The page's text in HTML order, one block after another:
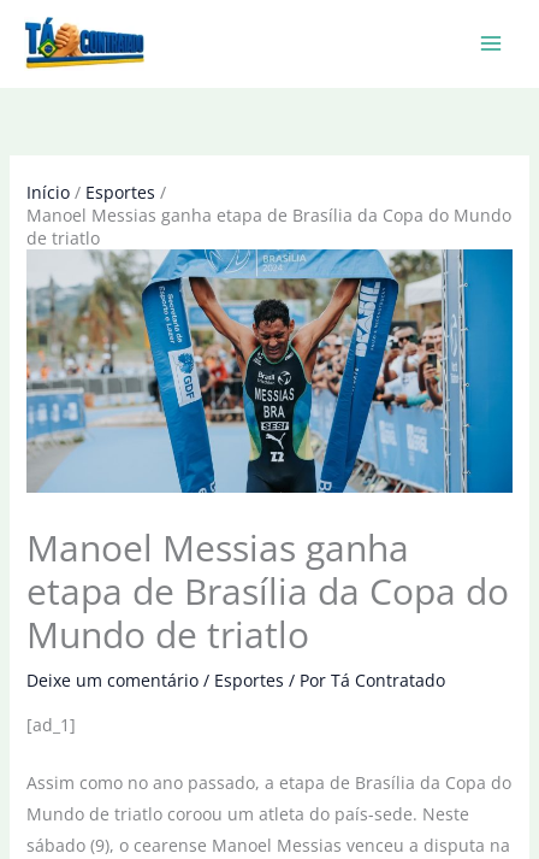
Início
Esportes
Manoel Messias ganha etapa de Brasília da Copa do Mundo
de triatlo
Manoel Messias ganha
etapa de Brasília da Copa do
Mundo de triatlo
Deixe um comentário / Esportes / Por Tá Contratado
[ad_1]
Assim como no ano passado, a etapa de Brasília da Copa do
Mundo de triatlo coroou um atleta do país-sede. Neste
sábado (9), o cearense Manoel Messias venceu a disputa na